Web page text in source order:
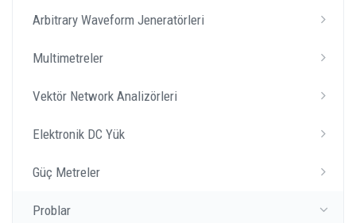
Arbitrary Waveform Jeneratörleri
Multimetreler
Vektör Network Analizörleri
Elektronik DC Yük
Güç Metreler
Problar